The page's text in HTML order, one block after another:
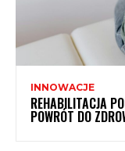
INNOWACJE
REHABILITACJA
POWRÓT DO